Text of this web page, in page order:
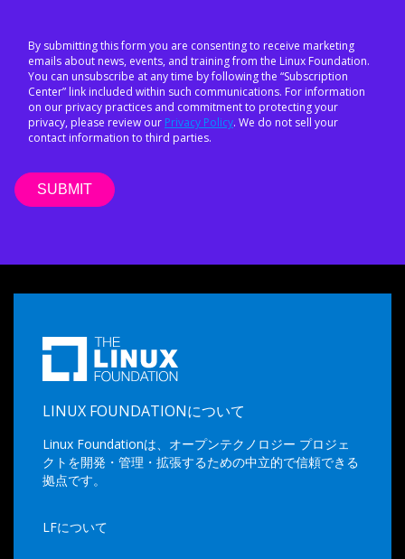
By submitting this form you are consenting to receive marketing
emails about news, events, and training from the Linux Foundation.
You can unsubscribe at any time by following the “Subscription
Center” link included within such communications. For information
on our privacy practices and commitment to protecting your
privacy, please review our Privacy Policy. We do not sell your
contact information to third parties.
LINUX FOUNDATIONについて
Linux Foundationは、オープンテクノロジー プロジェ
クトを開発・管理・拡張するための中立的で信頼できる
拠点です。
LFについて